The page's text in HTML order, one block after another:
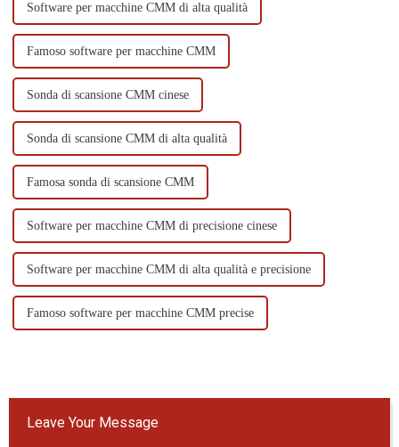
Software per macchine CMM di alta qualità
Famoso software per macchine CMM
Sonda di scansione CMM cinese
Sonda di scansione CMM di alta qualità
Famosa sonda di scansione CMM
Software per macchine CMM di precisione cinese
Software per macchine CMM di alta qualità e precisione
Famoso software per macchine CMM precise
Leave Your Message